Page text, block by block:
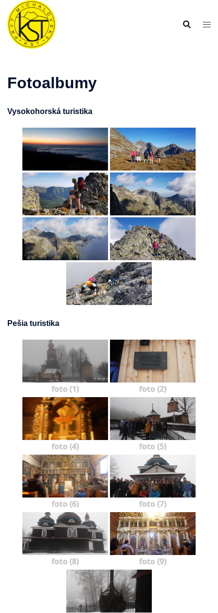
Preskočiť
obsah
Fotoalbumy
Vysokohorská turistika
Pešia turistika
foto (1) foto (2)
foto (4) foto (5)
foto (6) foto (7)
foto (8) foto (9)